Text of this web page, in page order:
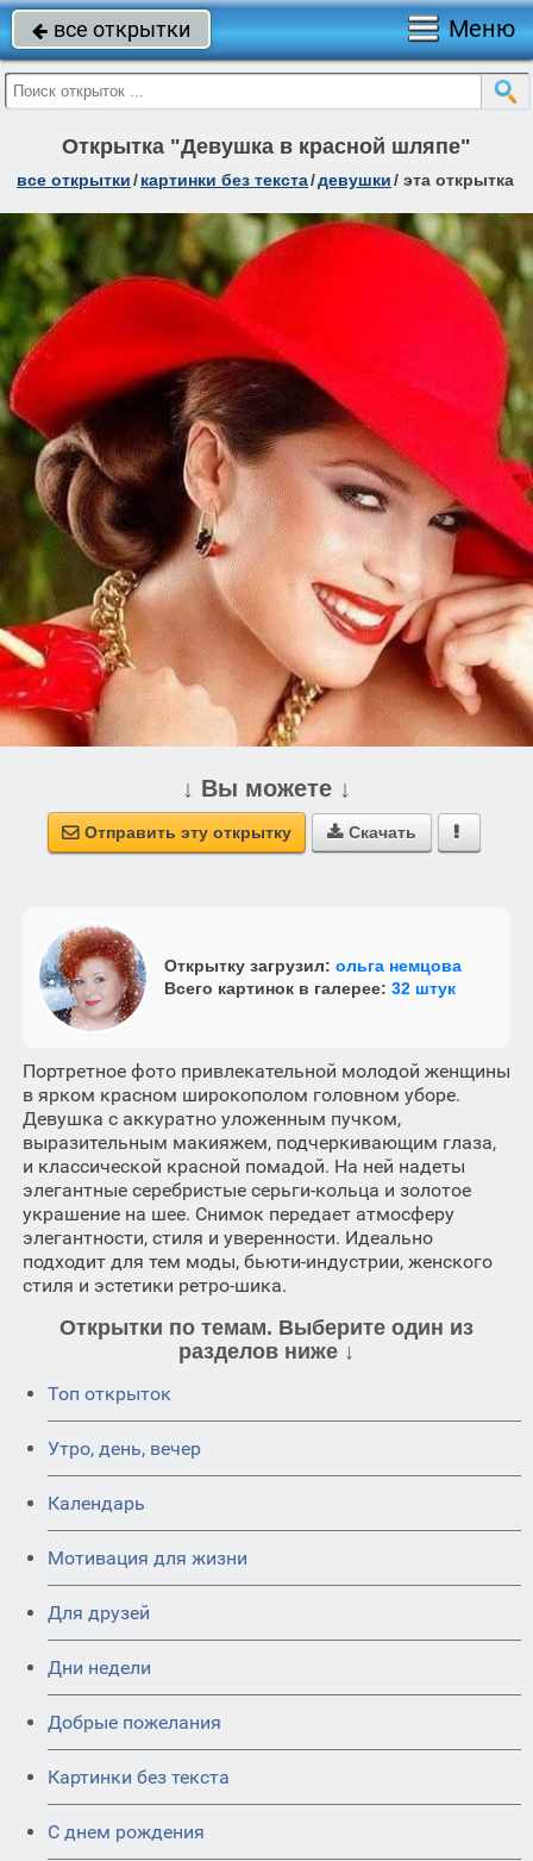
 все открытки Меню
Открытка "Девушка в красной шляпе"
все открытки/картинки без текста/девушки/ эта открытка
↓ Вы можете ↓
 Отправить эту открытку  Скачать 
Открытку загрузил: ольга немцова
Всего картинок в галерее: 32 штук
Портретное фото привлекательной молодой женщины
в ярком красном широкополом головном уборе.
Девушка с аккуратно уложенным пучком,
выразительным макияжем, подчеркивающим глаза,
и классической красной помадой. На ней надеты
элегантные серебристые серьги-кольца и золотое
украшение на шее. Снимок передает атмосферу
элегантности, стиля и уверенности. Идеально
подходит для тем моды, бьюти-индустрии, женского
стиля и эстетики ретро-шика.
Открытки по темам. Выберите один из
разделов ниже ↓
Топ открыток
Утро, день, вечер
Календарь
Мотивация для жизни
Для друзей
Дни недели
Добрые пожелания
Картинки без текста
C днем рождения